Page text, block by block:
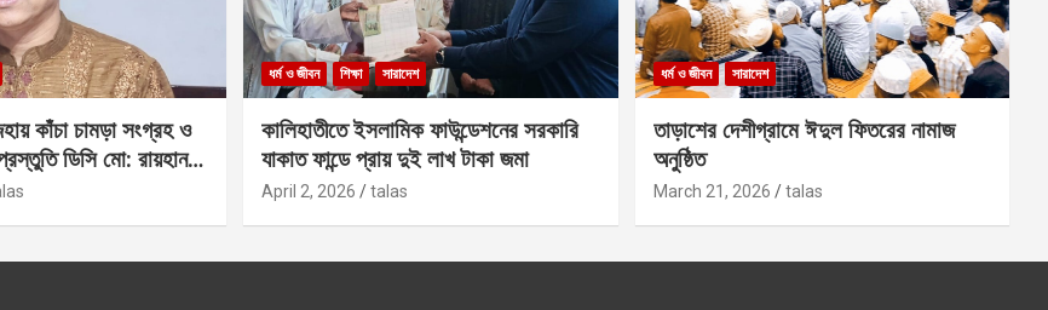
কাঁচা চামড়া সংগ্রহ ও
ডিসি মো: রায়হান
ধর্ম ও জীবন শিক্ষা সারাদেশ
কালিহাতীতে ইসলামিক ফাউন্ডেশনের সরকারি
যাকাত ফান্ডে প্রায় দুই লাখ টাকা জমা
April 2, 2026 talas
ধর্ম ও জীবন সারাদেশ
তাড়াশের দেশীগ্রামে ঈদুল ফিতরের নামাজ
অনুষ্ঠিত
March 21, 2026 talas